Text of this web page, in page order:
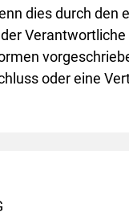
dies durch
oder eine